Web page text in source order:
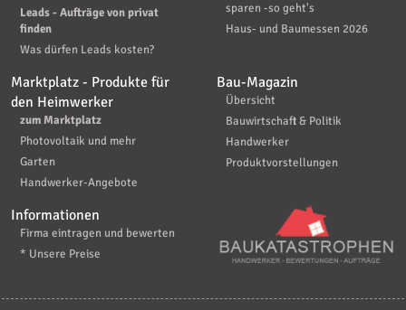
Leads - Aufträge von privat
finden
Was dürfen Leads kosten?
sparen -so geht's
Haus- und Baumessen 2026
Marktplatz - Produkte für
den Heimwerker
zum Marktplatz
Photovoltaik und mehr
Garten
Handwerker-Angebote
Bau-Magazin
Übersicht
Bauwirtschaft & Politik
Handwerker
Produktvorstellungen
Informationen
Firma eintragen und bewerten
* Unsere Preise